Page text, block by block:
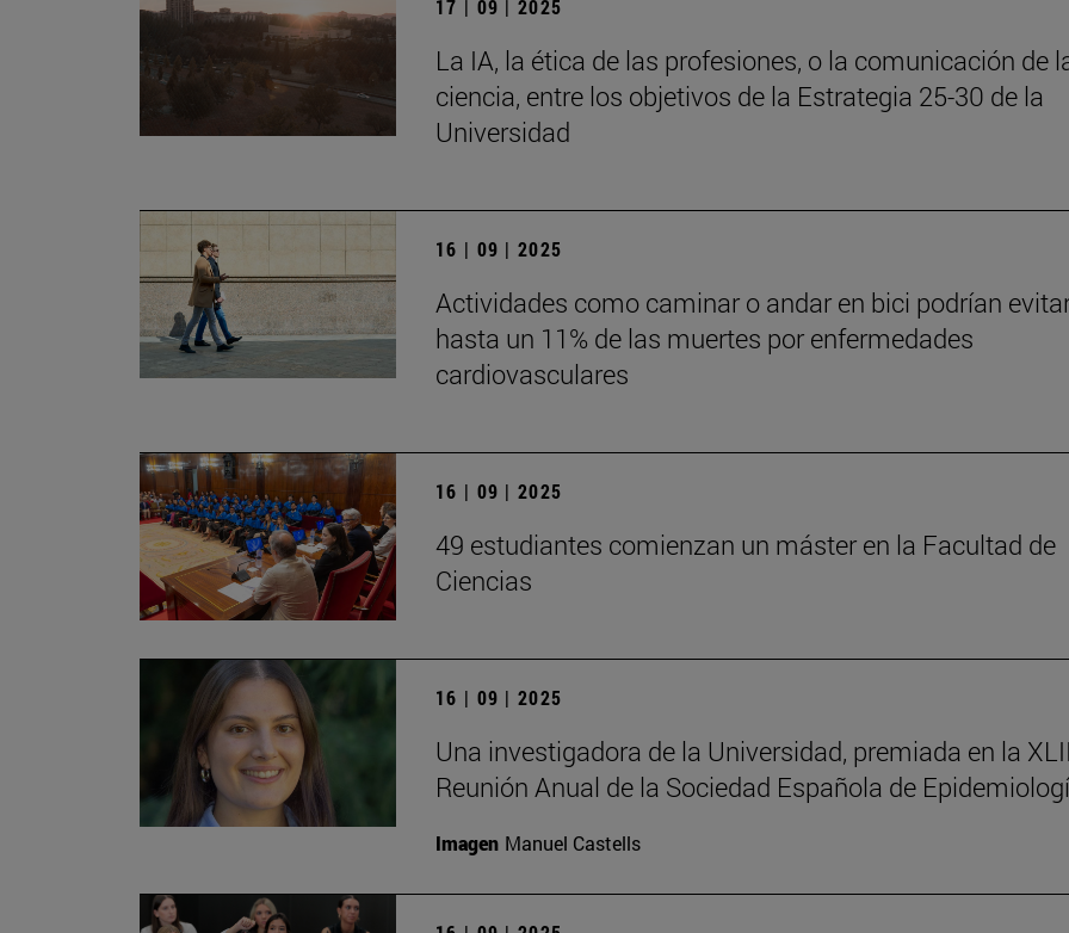
17 | 09 | 2025
La IA, la ética de las profesiones, o la comunicación de
ciencia, entre los objetivos de la Estrategia 25-30 de la
Universidad
16 | 09 | 2025
Actividades como caminar o andar en bici podrían
hasta un 11% de las muertes por enfermedades
cardiovasculares
16 | 09 | 2025
49 estudiantes comienzan un máster en la Facultad de
Ciencias
16 | 09 | 2025
Una investigadora de la Universidad, premiada en la
Reunión Anual de la Sociedad Española de
Imagen Manuel Castells